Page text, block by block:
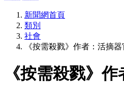
新聞網首頁
類別
社會
《按需殺戮》作者：活摘
《按需殺戮》